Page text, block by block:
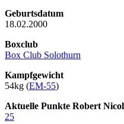
Geburtsdatum
18.02.2000
Boxclub
Box Club Solothurn
Kampfgewicht
54kg (EM-55)
Aktuelle Punkte Robert
25